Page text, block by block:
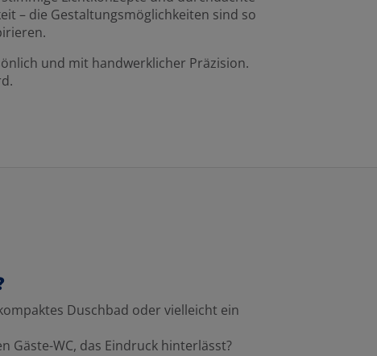
– die Gestaltungsmöglichkeiten sind so
und mit handwerklicher Präzision.
Duschbad oder vielleicht ein
Gäste-WC, das Eindruck hinterlässt?